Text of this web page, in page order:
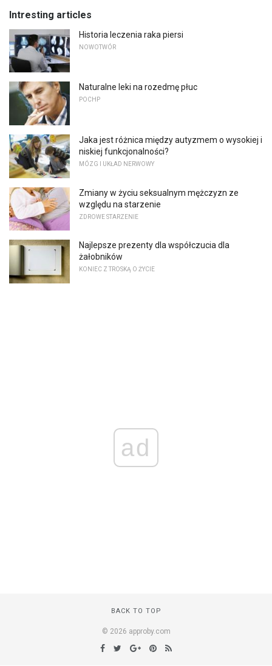
Intresting articles
Historia leczenia raka piersi
NOWOTWÓR
Naturalne leki na rozedmę płuc
POCHP
Jaka jest różnica między autyzmem o wysokiej i
niskiej funkcjonalności?
MÓZG I UKŁAD NERWOWY
Zmiany w życiu seksualnym mężczyzn ze
względu na starzenie
ZDROWE STARZENIE
Najlepsze prezenty dla współczucia dla
żałobników
KONIEC Z TROSKĄ O ŻYCIE
ad
BACK TO TOP
© 2026 approby.com